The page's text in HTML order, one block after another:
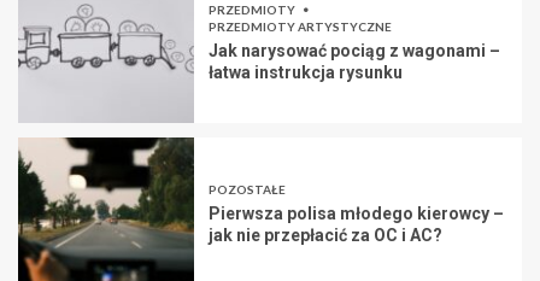
PRZEDMIOTY
PRZEDMIOTY ARTYSTYCZNE
Jak narysować pociąg z wagonami –
łatwa instrukcja rysunku
POZOSTAŁE
Pierwsza polisa młodego kierowcy –
jak nie przepłacić za OC i AC?